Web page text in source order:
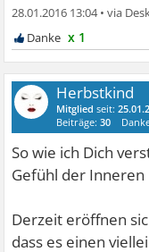
28.01.2016 13:04•
x 1
Herbstkind
Mitglied seit:
Beiträge:30
So wie ich Dich
Gefühl der Inneren
Derzeit eröffnen
dass es einen